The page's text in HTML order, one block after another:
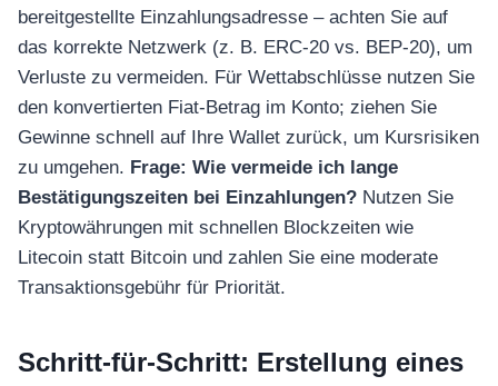
bereitgestellte Einzahlungsadresse – achten Sie auf
das korrekte Netzwerk (z. B. ERC-20 vs. BEP-20), um
Verluste zu vermeiden. Für Wettabschlüsse nutzen Sie
den konvertierten Fiat-Betrag im Konto; ziehen Sie
Gewinne schnell auf Ihre Wallet zurück, um Kursrisiken
zu umgehen. Frage: Wie vermeide ich lange
Bestätigungszeiten bei Einzahlungen? Nutzen Sie
Kryptowährungen mit schnellen Blockzeiten wie
Litecoin statt Bitcoin und zahlen Sie eine moderate
Transaktionsgebühr für Priorität.
Schritt-für-Schritt: Erstellung eines